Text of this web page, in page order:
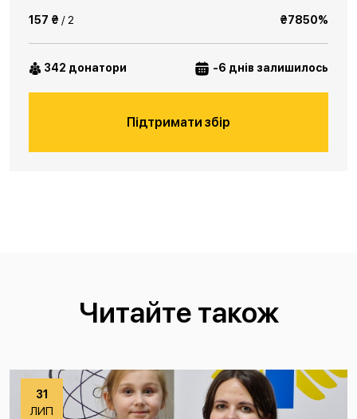
157 ₴ / 2 ₴7850%
342 донатори -6 днів залишилось
Підтримати збір
Читайте також
31
ЛИП